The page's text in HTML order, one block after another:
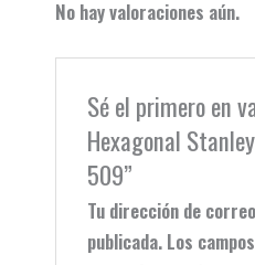
No hay valoraciones aún.
Sé el primero en
Hexagonal
509”
Tu dirección de
publicada. Los